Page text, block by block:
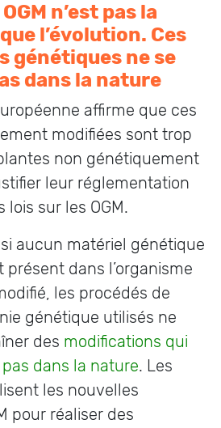
n’est pas la
l’évolution. Ces
génétiques ne se
dans la nature
affirme que ces
modifiées sont trop
non génétiquement
leur réglementation
sur les OGM.
aucun matériel génétique
présent dans l’organisme
les procédés de
génétique utilisés ne
des modifications qui
dans la nature. Les
les nouvelles
pour réaliser des